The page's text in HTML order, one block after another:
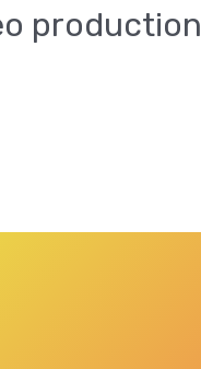
production